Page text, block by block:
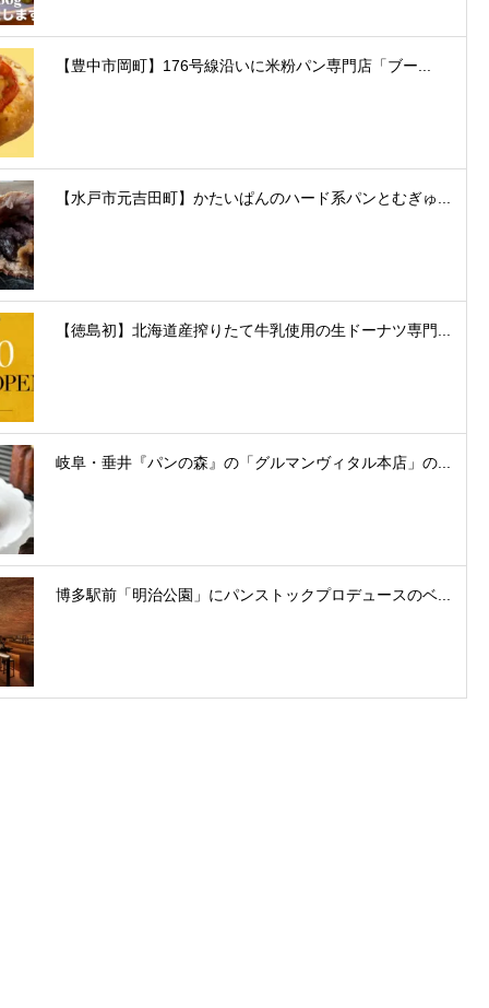
【豊中市岡町】176号線沿いに米粉パン専門店「ブー...
【水戸市元吉田町】かたいぱんのハード系パンとむぎゅ...
【徳島初】北海道産搾りたて牛乳使用の生ドーナツ専門...
岐阜・垂井『パンの森』の「グルマンヴィタル本店」の...
博多駅前「明治公園」にパンストックプロデュースのベ...